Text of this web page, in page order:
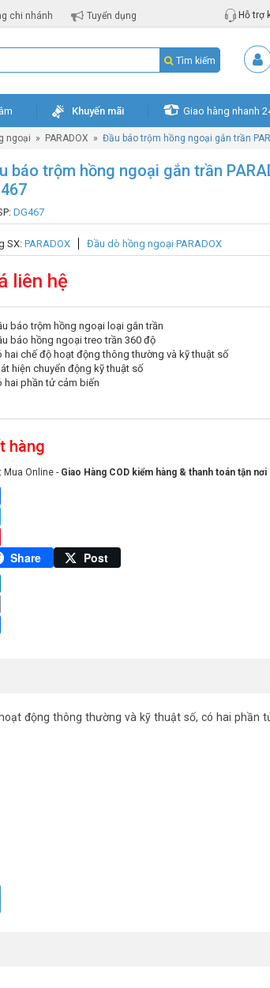
chi nhánh Tuyển dụng Hỗ trợ
Tìm kiếm
Khuyến mãi Giao hàng nhanh
ngoại » PARADOX » Đầu báo trộm hồng ngoại gắn trần
báo trộm hồng ngoại gắn trần
DG467
SX:PARADOX Đầu dò hồng ngoại PARADOX
liên hệ
báo trộm hồng ngoại loại gắn trần
báo hồng ngoại treo trần 360 độ
hai chế độ hoạt động thông thường và kỹ thuật số
hiện chuyển động kỹ thuật số
hai phần tử cảm biến
hàng
Mua Online - Giao Hàng COD kiểm hàng & thanh toán tận nơi
Share Post
động thông thường và kỹ thuật số, có hai phần